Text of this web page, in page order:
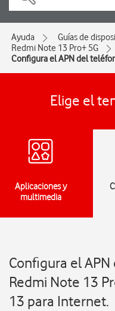
Ayuda Guías de
Redmi Note 13 Pro+ 5G
Configura el APN del
Elige el
Aplicaciones y
multimedia
Configura el APN
Redmi Note 13
13 para Internet.